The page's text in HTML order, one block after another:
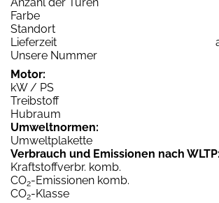
Farbe
Standort
Lieferzeit
Unsere Nummer
Motor:
kW / PS
Treibstoff
Hubraum
Umweltnormen:
Umweltplakette
Verbrauch und Emissionen nach WLTP:
Kraftstoffverbr. komb.
CO2-Emissionen komb.
CO2-Klasse